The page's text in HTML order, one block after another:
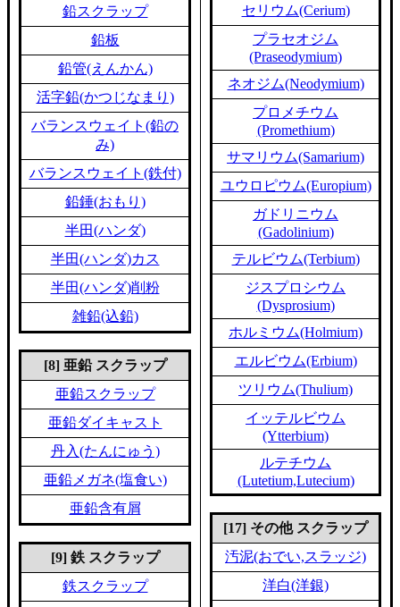
鉛スクラップ
鉛板
鉛管(えんかん)
活字鉛(かつじなまり)
バランスウェイト(鉛の
み)
バランスウェイト(鉄付)
鉛錘(おもり)
半田(ハンダ)
半田(ハンダ)カス
半田(ハンダ)削粉
雑鉛(込鉛)
[8] 亜鉛 スクラップ
亜鉛スクラップ
亜鉛ダイキャスト
丹入(たんにゅう)
亜鉛メガネ(塩食い)
亜鉛含有屑
[9] 鉄 スクラップ
鉄スクラップ
セリウム(Cerium)
プラセオジム
(Praseodymium)
ネオジム(Neodymium)
プロメチウム
(Promethium)
サマリウム(Samarium)
ユウロピウム(Europium)
ガドリニウム
(Gadolinium)
テルビウム(Terbium)
ジスプロシウム
(Dysprosium)
ホルミウム(Holmium)
エルビウム(Erbium)
ツリウム(Thulium)
イッテルビウム
(Ytterbium)
ルテチウム
(Lutetium,Lutecium)
[17] その他 スクラップ
汚泥(おでい,スラッジ)
洋白(洋銀)